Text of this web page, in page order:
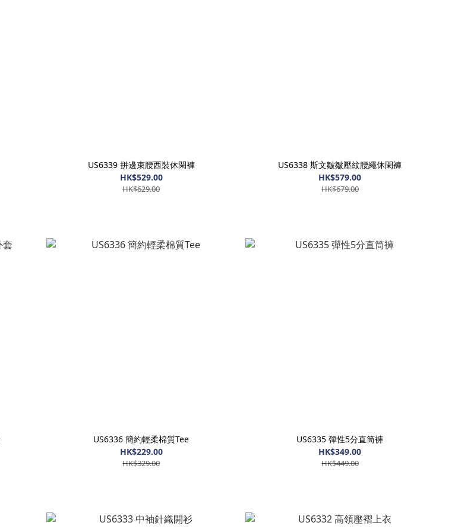
US6339 拼邊束腰西裝休閑褲
HK$529.00
HK$629.00
US6338 斯文皺皺壓紋腰繩休閑褲
HK$579.00
HK$679.00
US6336 簡約輕柔棉質Tee
HK$229.00
HK$329.00
US6335 彈性5分直筒褲
HK$349.00
HK$449.00